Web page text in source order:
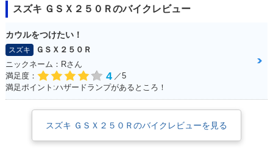
スズキ ＧＳＸ２５０Ｒのバイクレビュー
カウルをつけたい！
スズキ
ＧＳＸ２５０Ｒ
ニックネーム：Rさん
満足度：
4 ／5
満足ポイント:ハザードランプがあるところ！
スズキ ＧＳＸ２５０Ｒのバイクレビューを見る